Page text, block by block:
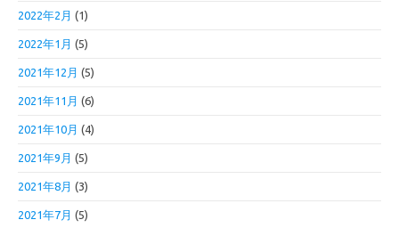
2022年2月 (1)
2022年1月 (5)
2021年12月 (5)
2021年11月 (6)
2021年10月 (4)
2021年9月 (5)
2021年8月 (3)
2021年7月 (5)